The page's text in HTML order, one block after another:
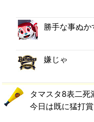
勝手な事ぬか
嫌じゃ
タマスタ8表二死
今日は既に猛打